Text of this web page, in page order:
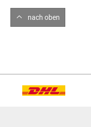
nach oben